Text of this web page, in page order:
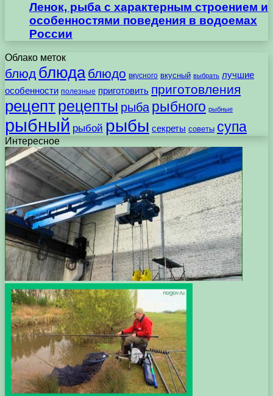
Ленок, рыба с характерным строением и
особенностями поведения в водоемах
России
Облако меток
блюд блюда блюдо вкусного вкусный выбрать лучшие
особенности полезные приготовить приготовления
рецептрецепты рыба рыбного рыбные
рыбный рыбой рыбы секреты советы супа
Интересное